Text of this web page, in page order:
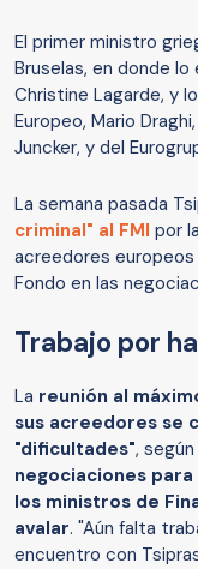
El primer ministro
Bruselas, en donde
Christine Lagarde, y
Europeo, Mario
Juncker, y del
La semana pasada
criminal" al FMI por
acreedores
Fondo en las
Trabajo por
La reunión al
sus acreedores se
"dificultades",
negociaciones
los ministros de
avalar. "Aún falta
encuentro con